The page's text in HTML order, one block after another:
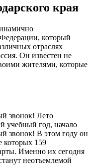
края
который
отраслях
Он известен не
жителями, которые
звонок! Лето
учебный год, начало
звонок! В этом году он
которых 159
Именно их сегодня
неотъемлемой